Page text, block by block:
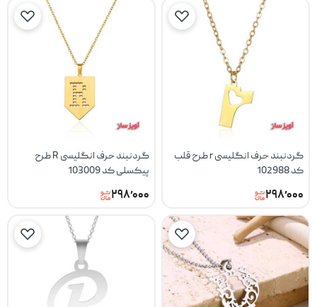
گردنبند حرف انگلیسی r طرح قلب
کد 102988
۲۹۸٬۰۰۰
گردنبند حرف انگلیسی R طرح
پیکسلی کد 103009
۲۹۸٬۰۰۰